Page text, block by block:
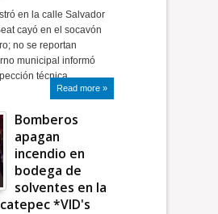
en la calle Salvador
cayó en el socavón
no se reportan
municipal informó
técnica …
Read more »
Bomberos
apagan
incendio en
bodega de
solventes en la
*VID's